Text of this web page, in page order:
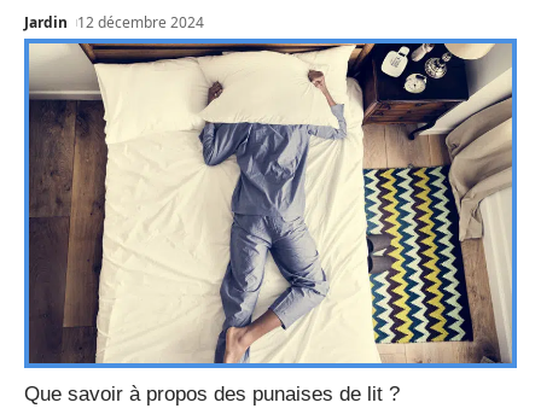
Jardin 12 décembre 2024
Que savoir à propos des punaises de lit ?